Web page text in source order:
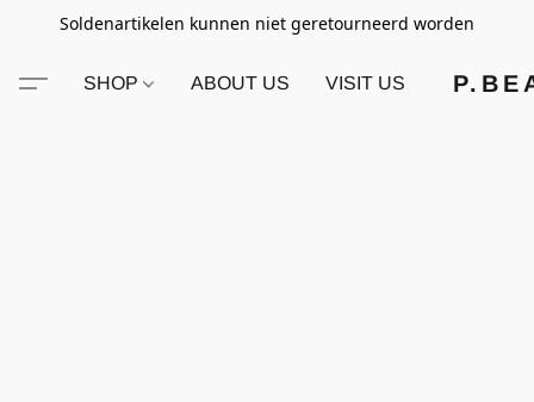
Soldenartikelen kunnen niet geretourneerd worden
SHOP ABOUT US VISIT US